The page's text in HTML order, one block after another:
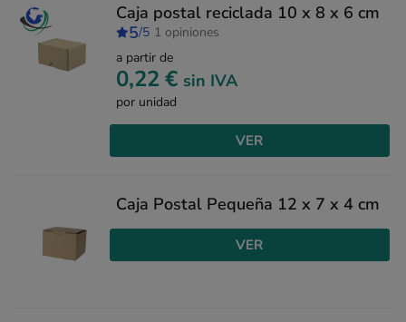
Caja postal reciclada 10 x 8 x 6 cm
5/5 1 opiniones
a partir de
0,22 € sin IVA
por unidad
VER
Caja Postal Pequeña 12 x 7 x 4 cm
VER